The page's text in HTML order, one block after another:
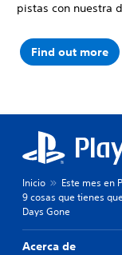
pistas con nuestra
Find out more
Inicio
Este mes en
9 cosas que tienes
Days Gone
Acerca de